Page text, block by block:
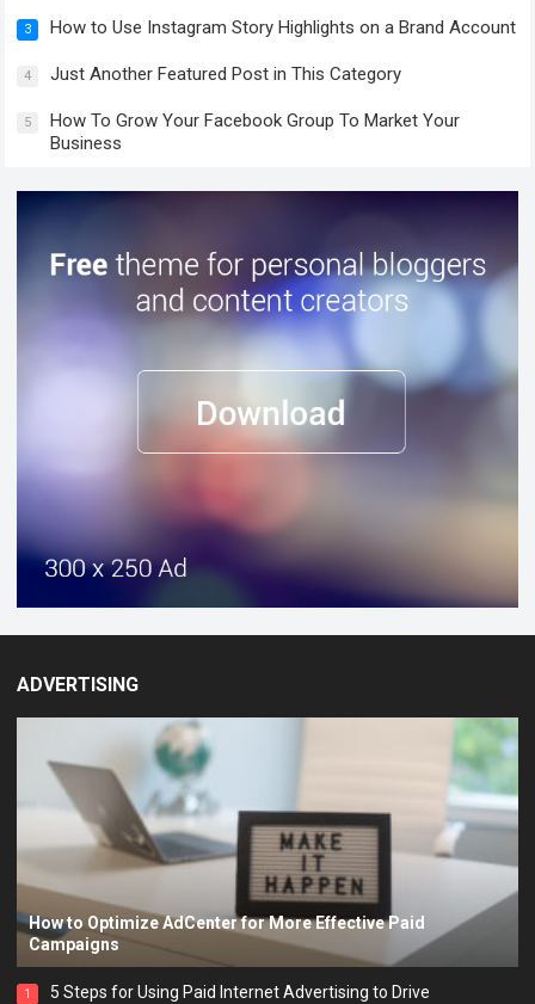
3 How to Use Instagram Story Highlights on a Brand Account
4 Just Another Featured Post in This Category
5
How To Grow Your Facebook Group To Market Your
Business
ADVERTISING
How to Optimize AdCenter for More Effective Paid
Campaigns
1
5 Steps for Using Paid Internet Advertising to Drive